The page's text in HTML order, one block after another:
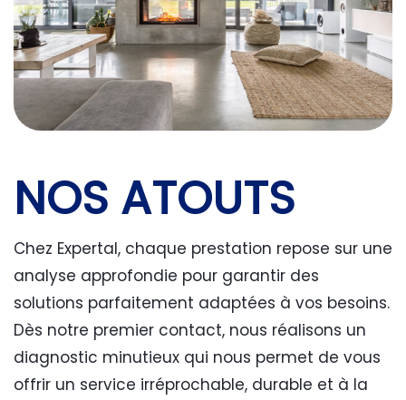
NOS ATOUTS
Chez Expertal, chaque prestation repose sur une
analyse approfondie pour garantir des
solutions parfaitement adaptées à vos besoins.
Dès notre premier contact, nous réalisons un
diagnostic minutieux qui nous permet de vous
offrir un service irréprochable, durable et à la